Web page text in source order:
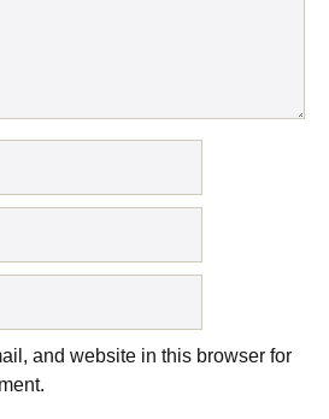
and website in this browser for